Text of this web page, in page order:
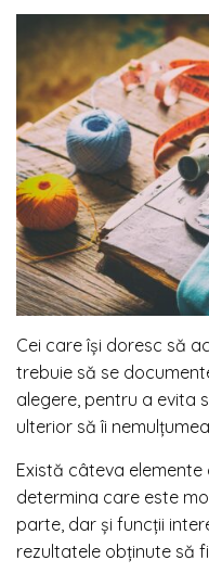
Cei care își doresc să
trebuie să se
alegere, pentru a evita
ulterior să îi
Există câteva
determina care este
parte, dar și funcții
rezultatele obținute să